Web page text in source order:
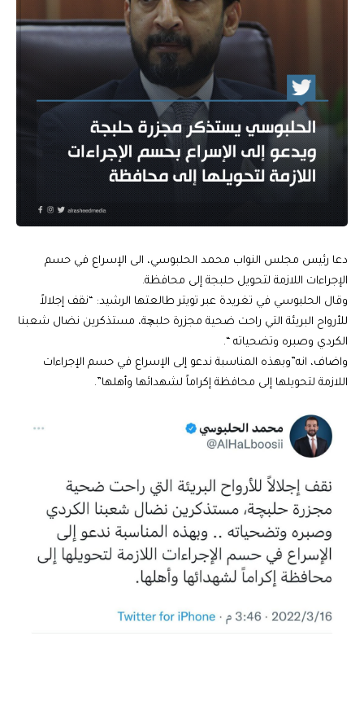
دعا رئيس مجلس النواب محمد الحلبوسي، الى الإسراع في حسم
الإجراءات اللازمة لتحويل حلبجة إلى محافظة.
وقال الحلبوسي في تغريدة عبر تويتر طالعتها الرشيد: “نقف إجلالاً
للأرواح البريئة التي راحت ضحية مجزرة حلبچة، مستذكرين نضال شعبنا
الكردي وصبره وتضحياته “.
واضاف، انه”وبهذه المناسبة ندعو إلى الإسراع في حسم الإجراءات
اللازمة لتحويلها إلى محافظة إكراماً لشهدائها وأهلها”.